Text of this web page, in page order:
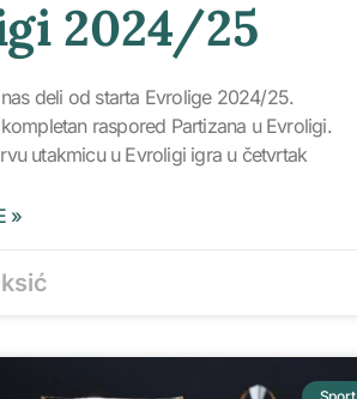
2024/25
deli od starta Evrolige 2024/25.
raspored Partizana u Evroligi.
utakmicu u Evroligi igra u četvrtak
»